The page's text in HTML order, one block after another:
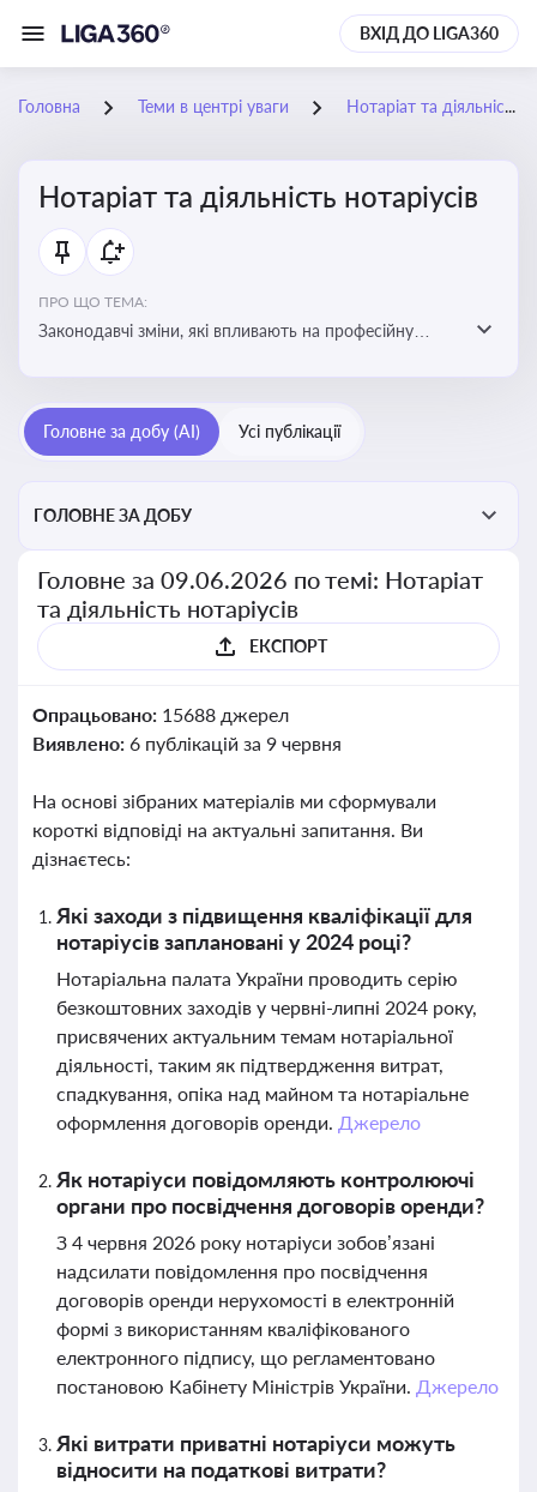
ВХІД ДО LIGA360
Головна Теми в центрі уваги Нотаріат та діяльність нотаріусів
Нотаріат та діяльність нотаріусів
ПРО ЩО ТЕМА:
Законодавчі зміни, які впливають на професійну
Головне за добу (AI) Усі публікації
ГОЛОВНЕ ЗА ДОБУ
Головне за 09.06.2026 по темі: Нотаріат
та діяльність нотаріусів
ЕКСПОРТ
Опрацьовано: 15688 джерел
Виявлено: 6 публікацій за 9 червня
На основі зібраних матеріалів ми сформували
короткі відповіді на актуальні запитання. Ви
дізнаєтесь:
Які заходи з підвищення кваліфікації для
нотаріусів заплановані у 2024 році?
Нотаріальна палата України проводить серію
безкоштовних заходів у червні-липні 2024 року,
присвячених актуальним темам нотаріальної
діяльності, таким як підтвердження витрат,
спадкування, опіка над майном та нотаріальне
оформлення договорів оренди. Джерело
Як нотаріуси повідомляють контролюючі
органи про посвідчення договорів оренди?
З 4 червня 2026 року нотаріуси зобов’язані
надсилати повідомлення про посвідчення
договорів оренди нерухомості в електронній
формі з використанням кваліфікованого
електронного підпису, що регламентовано
постановою Кабінету Міністрів України. Джерело
Які витрати приватні нотаріуси можуть
відносити на податкові витрати?